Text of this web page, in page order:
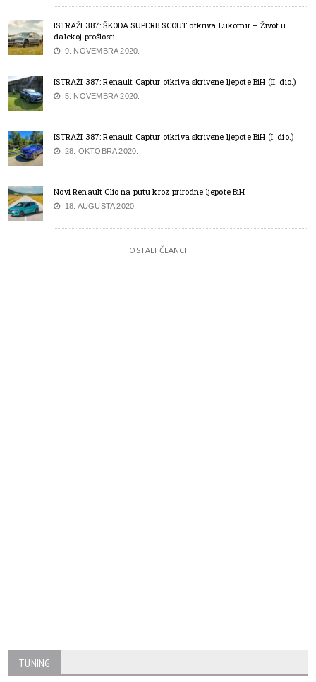
ISTRAŽI 387: ŠKODA SUPERB SCOUT otkriva Lukomir – Život u
dalekoj prošlosti
9. NOVEMBRA 2020.
ISTRAŽI 387: Renault Captur otkriva skrivene ljepote BiH (II. dio.)
5. NOVEMBRA 2020.
ISTRAŽI 387: Renault Captur otkriva skrivene ljepote BiH (I. dio.)
28. OKTOBRA 2020.
Novi Renault Clio na putu kroz prirodne ljepote BiH
18. AUGUSTA 2020.
OSTALI ČLANCI
TUNING